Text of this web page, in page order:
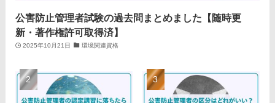
公害防止管理者試験の過去問まとめました【随時更
新・著作権許可取得済】
2025年10月21日 環境関連資格